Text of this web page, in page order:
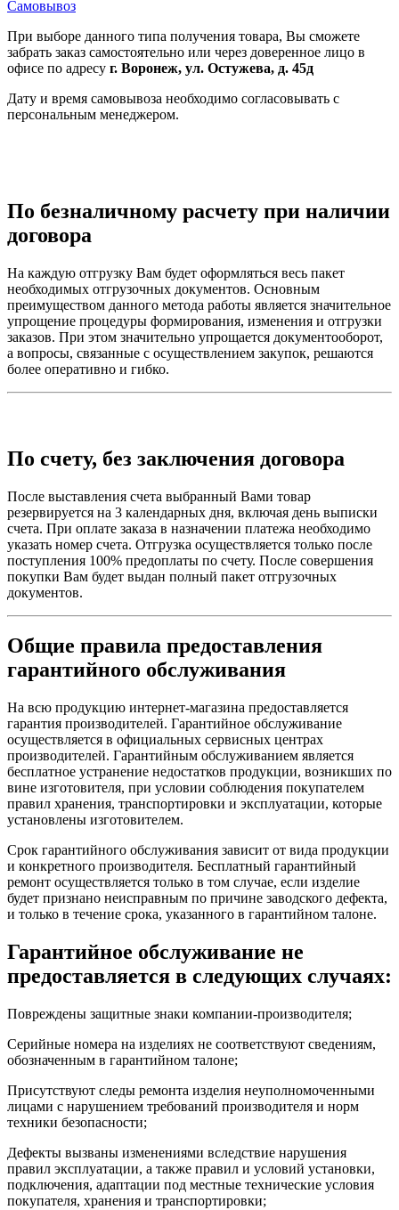
Самовывоз
При выборе данного типа получения товара, Вы сможете
забрать заказ самостоятельно или через доверенное лицо в
офисе по адресу г. Воронеж, ул. Остужева, д. 45д
Дату и время самовывоза необходимо согласовывать с
персональным менеджером.
По безналичному расчету при наличии
договора
На каждую отгрузку Вам будет оформляться весь пакет
необходимых отгрузочных документов. Основным
преимуществом данного метода работы является значительное
упрощение процедуры формирования, изменения и отгрузки
заказов. При этом значительно упрощается документооборот,
а вопросы, связанные с осуществлением закупок, решаются
более оперативно и гибко.
По счету, без заключения договора
После выставления счета выбранный Вами товар
резервируется на 3 календарных дня, включая день выписки
счета. При оплате заказа в назначении платежа необходимо
указать номер счета. Отгрузка осуществляется только после
поступления 100% предоплаты по счету. После совершения
покупки Вам будет выдан полный пакет отгрузочных
документов.
Общие правила предоставления
гарантийного обслуживания
На всю продукцию интернет-магазина предоставляется
гарантия производителей. Гарантийное обслуживание
осуществляется в официальных сервисных центрах
производителей. Гарантийным обслуживанием является
бесплатное устранение недостатков продукции, возникших по
вине изготовителя, при условии соблюдения покупателем
правил хранения, транспортировки и эксплуатации, которые
установлены изготовителем.
Срок гарантийного обслуживания зависит от вида продукции
и конкретного производителя. Бесплатный гарантийный
ремонт осуществляется только в том случае, если изделие
будет признано неисправным по причине заводского дефекта,
и только в течение срока, указанного в гарантийном талоне.
Гарантийное обслуживание не
предоставляется в следующих случаях:
Повреждены защитные знаки компании-производителя;
Серийные номера на изделиях не соответствуют сведениям,
обозначенным в гарантийном талоне;
Присутствуют следы ремонта изделия неуполномоченными
лицами с нарушением требований производителя и норм
техники безопасности;
Дефекты вызваны изменениями вследствие нарушения
правил эксплуатации, а также правил и условий установки,
подключения, адаптации под местные технические условия
покупателя, хранения и транспортировки;